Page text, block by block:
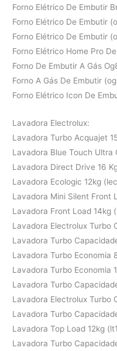
Forno Elétrico De Embutir
Forno Elétrico De Embutir
Forno Elétrico De Embutir
Forno Elétrico Home Pro
Forno De Embutir A Gás
Forno A Gás De Embutir
Forno Elétrico Icon De
Lavadora Electrolux:
Lavadora Turbo Acquajet
Lavadora Blue Touch Ultra
Lavadora Direct Drive 16
Lavadora Ecologic 12kg
Lavadora Mini Silent Front
Lavadora Front Load 14kg
Lavadora Electrolux Turbo
Lavadora Turbo
Lavadora Turbo Economia
Lavadora Turbo Economia
Lavadora Turbo
Lavadora Electrolux Turbo
Lavadora Turbo
Lavadora Top Load 12kg
Lavadora Turbo